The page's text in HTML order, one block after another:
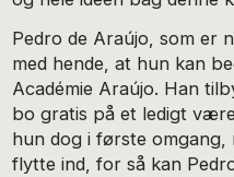
Pedro de Araújo, som er
med hende, at hun kan
Académie Araújo. Han
bo gratis på et ledigt
hun dog i første omgang,
flytte ind, for så kan